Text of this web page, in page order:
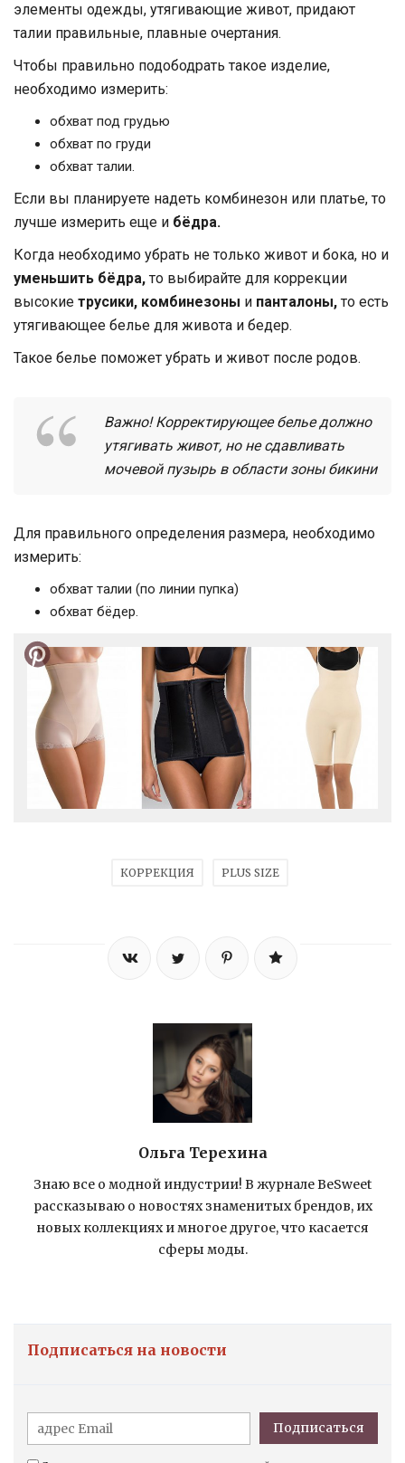
элементы одежды, утягивающие живот, придают
талии правильные, плавные очертания.
Чтобы правильно подободрать такое изделие,
необходимо измерить:
обхват под грудью
обхват по груди
обхват талии.
Если вы планируете надеть комбинезон или платье, то
лучше измерить еще и бёдра.
Когда необходимо убрать не только живот и бока, но и
уменьшить бёдра, то выбирайте для коррекции
высокие трусики, комбинезоны и панталоны, то есть
утягивающее белье для живота и бедер.
Такое белье поможет убрать и живот после родов.
Важно! Корректирующее белье должно
утягивать живот, но не сдавливать
мочевой пузырь в области зоны бикини
Для правильного определения размера, необходимо
измерить:
обхват талии (по линии пупка)
обхват бёдер.
КОРРЕКЦИЯ PLUS SIZE
Ольга Терехина
Знаю все о модной индустрии! В журнале BeSweet
рассказываю о новостях знаменитых брендов, их
новых коллекциях и многое другое, что касается
сферы моды.
Подписаться на новости
Подписаться